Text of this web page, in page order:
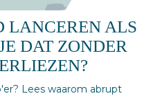
LANCEREN ALS
DAT ZONDER
Lees waarom abrupt